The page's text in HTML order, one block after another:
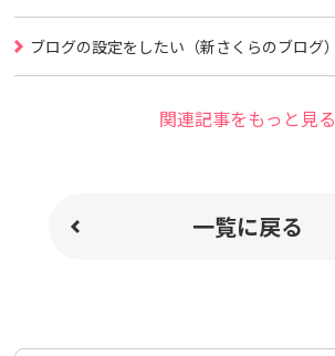
ブログの設定をしたい（新さくらのブログ）
関連記事をもっと見る
一覧に戻る